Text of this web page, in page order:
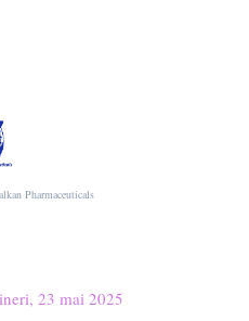
Pharmaceuticals
23 mai 2025